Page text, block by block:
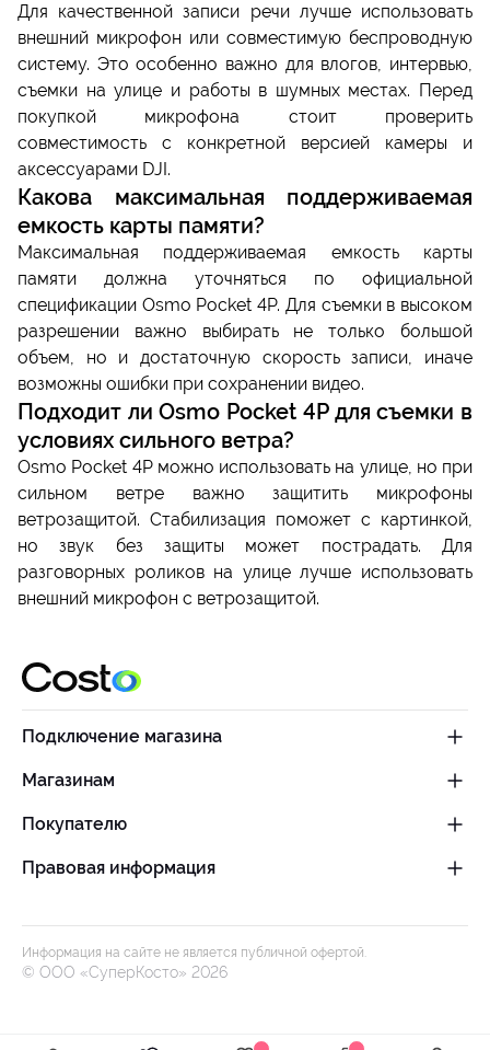
Для качественной записи речи лучше использовать
внешний микрофон или совместимую беспроводную
систему. Это особенно важно для влогов, интервью,
съемки на улице и работы в шумных местах. Перед
покупкой микрофона стоит проверить
совместимость с конкретной версией камеры и
аксессуарами DJI.
Какова максимальная поддерживаемая
емкость карты памяти?
Максимальная поддерживаемая емкость карты
памяти должна уточняться по официальной
спецификации Osmo Pocket 4P. Для съемки в высоком
разрешении важно выбирать не только большой
объем, но и достаточную скорость записи, иначе
возможны ошибки при сохранении видео.
Подходит ли Osmo Pocket 4P для съемки в
условиях сильного ветра?
Osmo Pocket 4P можно использовать на улице, но при
сильном ветре важно защитить микрофоны
ветрозащитой. Стабилизация поможет с картинкой,
но звук без защиты может пострадать. Для
разговорных роликов на улице лучше использовать
внешний микрофон с ветрозащитой.
Правовая информация
Покупателю
Магазинам
Подключение магазина
Информация на сайте не является публичной офертой.
© OOO «СуперКосто» 2026